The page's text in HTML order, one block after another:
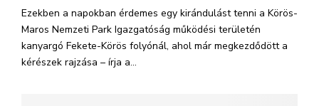
Ezekben a napokban érdemes egy kirándulást tenni a Körös-
Maros Nemzeti Park Igazgatóság működési területén
kanyargó Fekete-Körös folyónál, ahol már megkezdődött a
kérészek rajzása – írja a...